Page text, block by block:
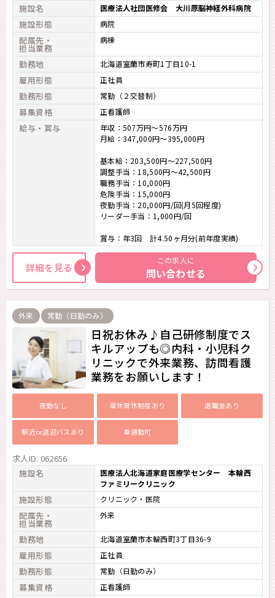
施設名
医療法人社団医修会 大川原脳神経外科病院
施設形態 病院
配属先・
担当業務
病棟
勤務地 北海道室蘭市寿町1丁目10-1
雇用形態 正社員
勤務形態 常勤（２交替制）
募集資格 正看護師
給与・賞与
年収：507万円～576万円
月給：347,000円～395,000円
基本給：203,500円～227,500円
調整手当：18,500円～42,500円
職務手当：10,000円
危険手当：15,000円
夜勤手当：20,000円/回(月5回程度)
リーダー手当：1,000円/回
賞与：年3回 計4.50ヶ月分(前年度実績)
詳細を見る
この求人に
問い合わせる
外来 常勤（日勤のみ）
日祝お休み♪自己研修制度でス
キルアップも◎内科・小児科ク
リニックで外来業務、訪問看護
業務をお願いします！
夜勤なし 産休育休制度あり 退職金あり
駅近or送迎バスあり 車通勤可
求人ID: 062656
施設名
医療法人北海道家庭医療学センター 本輪西
ファミリークリニック
施設形態 クリニック・医院
配属先・
担当業務
外来
勤務地 北海道室蘭市本輪西町3丁目36-9
雇用形態 正社員
勤務形態 常勤（日勤のみ）
募集資格 正看護師